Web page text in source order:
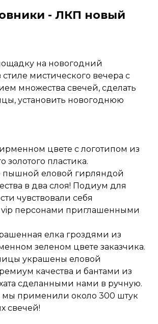
- ЛКП новый
на новогодний
мистического вечера с
множества свечей, сделать
установить новогоднюю
цвете с логотипом из
золотого пластика.
еловой гирляндой
в два слоя! Подиум для
чувствовали себя
персонами приглашенными
елка гроздями из
зеленом цвете заказчика.
украшены еловой
качества и бантами из
сделанными нами в ручную.
применили около 300 штук
свечей!